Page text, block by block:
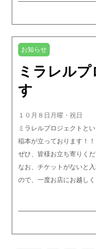
お知らせ
ミラレル
す
１０月８日月曜・祝日
ミラレルプロジェクトと
稲本が立っております！！
ぜひ、皆様お立ち寄りくだ
なお、チケットがないと
ので、一度お店にお越し